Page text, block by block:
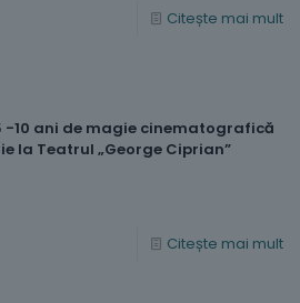
Citește mai mult
-10 ani de magie cinematografică
la Teatrul „George Ciprian”
Citește mai mult